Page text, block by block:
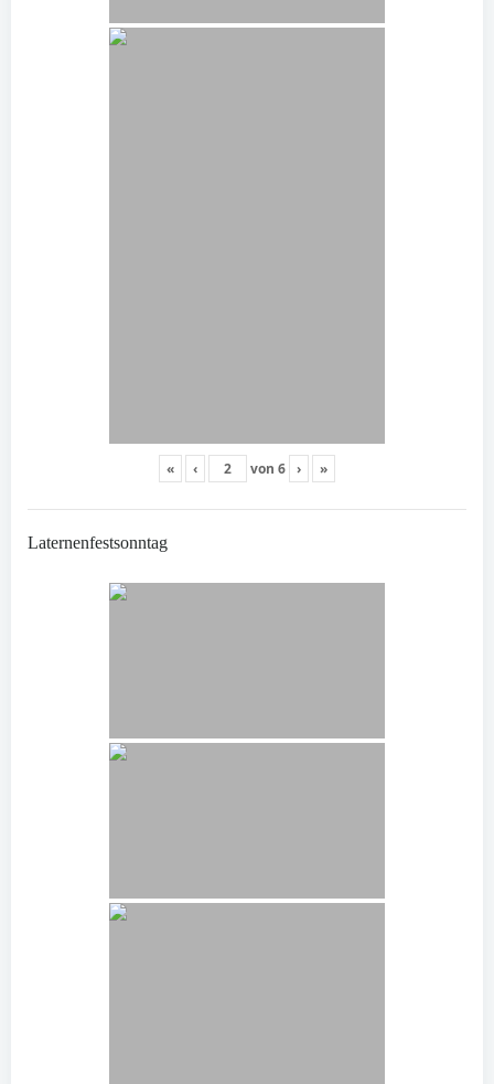
« ‹ von 6 › »
Laternenfestsonntag